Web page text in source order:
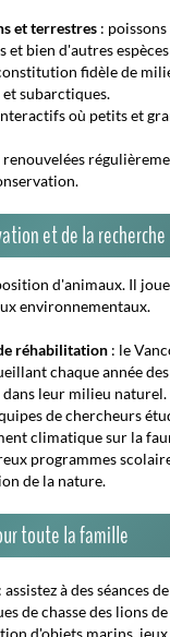
fidèle de
subarctiques.
où petits et
renouvelées
et de la recherche
d'animaux. Il
environnementaux.
réhabilitation
: le
leur milieu naturel.
de chercheurs
climatique sur la
programmes
de la nature.
toute la famille
assistez à des séances
de chasse des lions
d'objets marins, jeux
plongez dans les